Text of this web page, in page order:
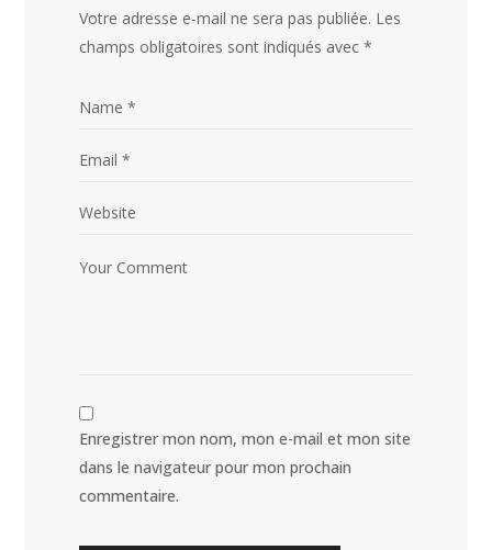
Votre adresse e-mail ne sera pas publiée. Les
champs obligatoires sont indiqués avec*
Enregistrer mon nom, mon e-mail et mon site
dans le navigateur pour mon prochain
commentaire.